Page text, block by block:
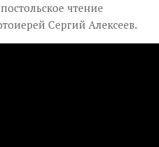
чтение
Сергий Алексеев.